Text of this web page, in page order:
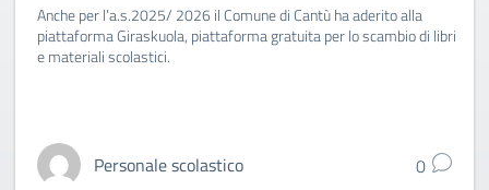
Anche per l’a.s.2025/ 2026 il Comune di Cantù ha aderito alla
piattaforma Giraskuola, piattaforma gratuita per lo scambio di libri
e materiali scolastici.
Personale scolastico 0